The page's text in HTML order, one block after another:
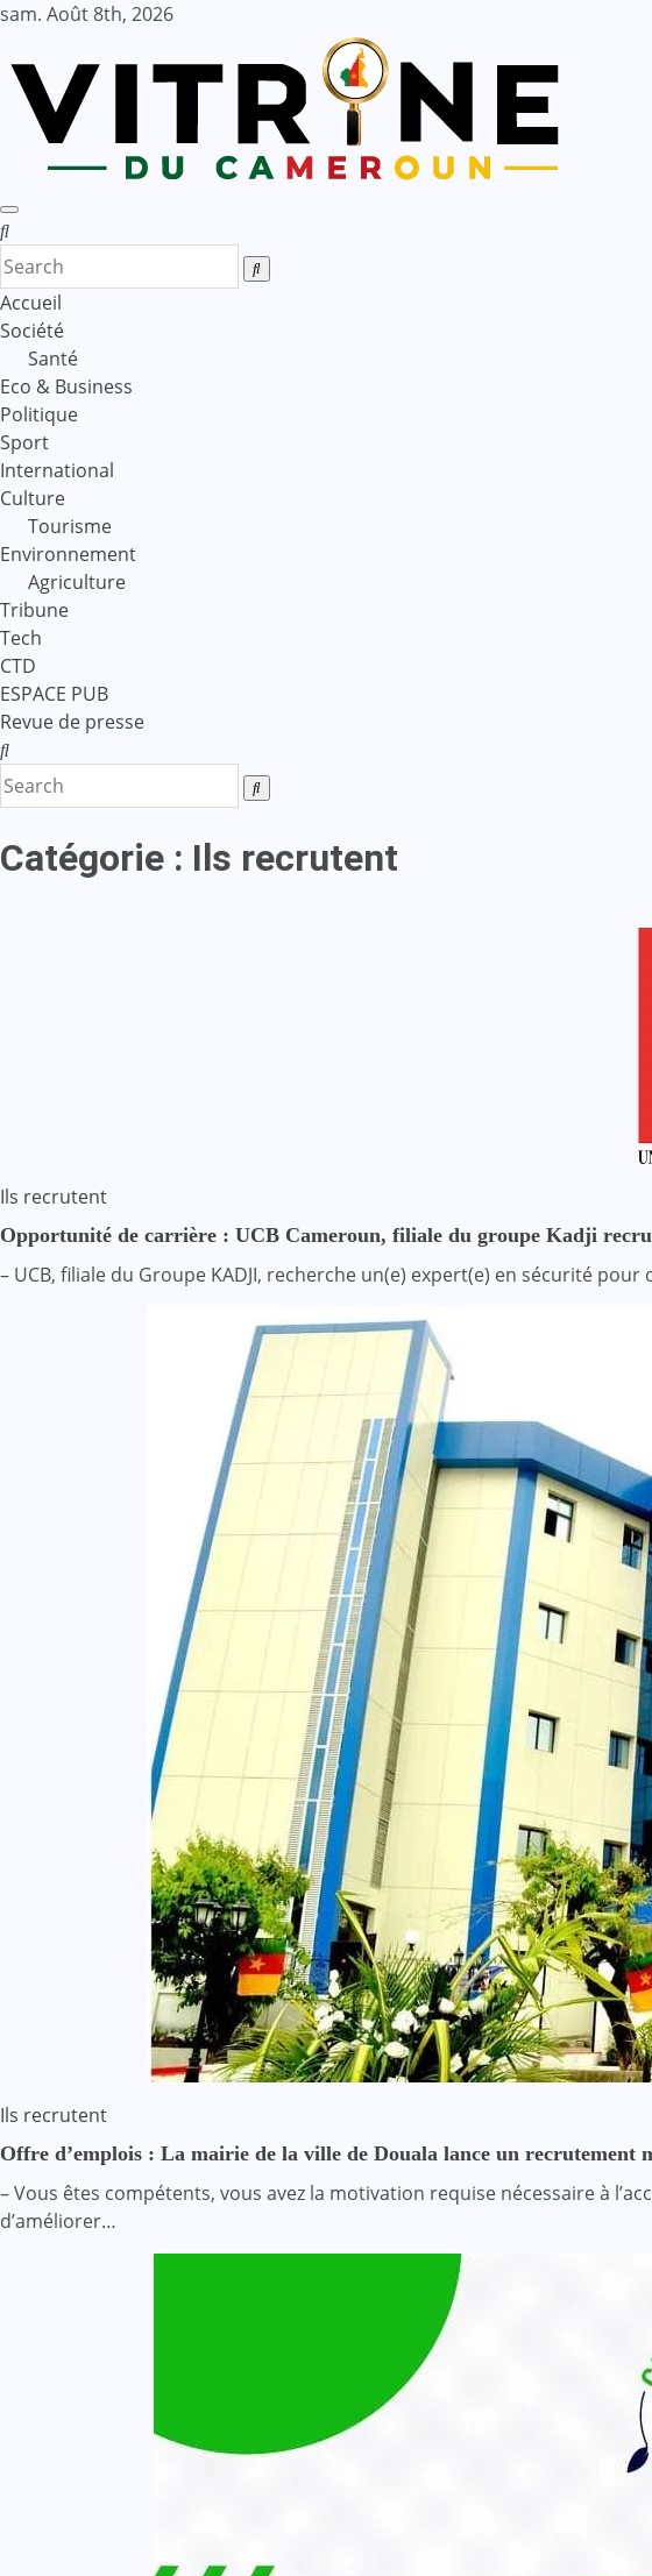
Skip
content
sam. Août 8th, 2026
Accueil
Société
Santé
Eco & Business
Politique
Sport
International
Culture
Tourisme
Environnement
Agriculture
Tribune
Tech
CTD
ESPACE PUB
Revue de presse
Catégorie : Ils recrutent
Ils recrutent
Opportunité de carrière : UCB Cameroun, filiale du groupe Kadji
– UCB, filiale du Groupe KADJI, recherche un(e) expert(e) en sécurité
Ils recrutent
Offre d’emplois : La mairie de la ville de Douala lance un recrutement
– Vous êtes compétents, vous avez la motivation requise nécessaire à
d’améliorer…